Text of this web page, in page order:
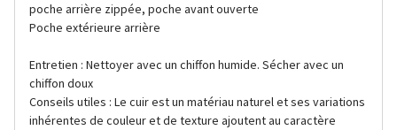
poche arrière zippée, poche avant ouverte
Poche extérieure arrière
Entretien : Nettoyer avec un chiffon humide. Sécher avec un
chiffon doux
Conseils utiles : Le cuir est un matériau naturel et ses variations
inhérentes de couleur et de texture ajoutent au caractère